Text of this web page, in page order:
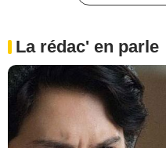
La rédac' en parle